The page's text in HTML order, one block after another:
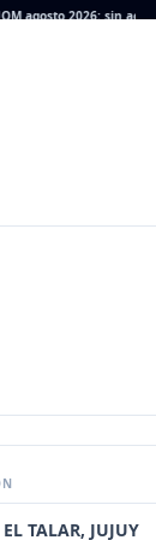
2026: sin acuerdo,
TALAR, JUJUY